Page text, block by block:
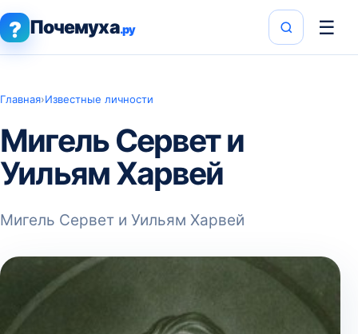
? Почемуха.ру ☰
Главная›Известные личности
Мигель Сервет и
Уильям Харвей
Мигель Сервет и Уильям Харвей